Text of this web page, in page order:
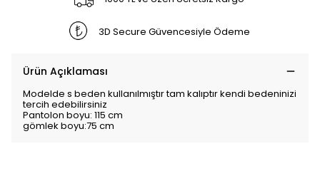
3D Secure Güvencesiyle Ödeme
Ürün Açıklaması
Modelde s beden kullanılmıştır tam kalıptır kendi bedeninizi
tercih edebilirsiniz
Pantolon boyu: 115 cm
gömlek boyu:75 cm